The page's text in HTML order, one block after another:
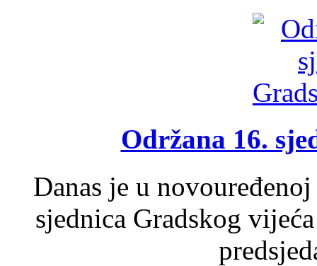
Održana 16.
Danas je u
sjednica Gradskog